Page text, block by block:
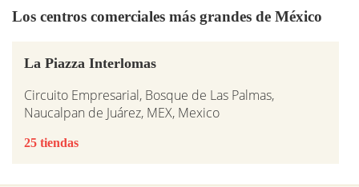
Los centros comerciales más grandes de México
La Piazza Interlomas
Circuito Empresarial, Bosque de Las Palmas,
Naucalpan de Juárez, MEX, Mexico
25 tiendas